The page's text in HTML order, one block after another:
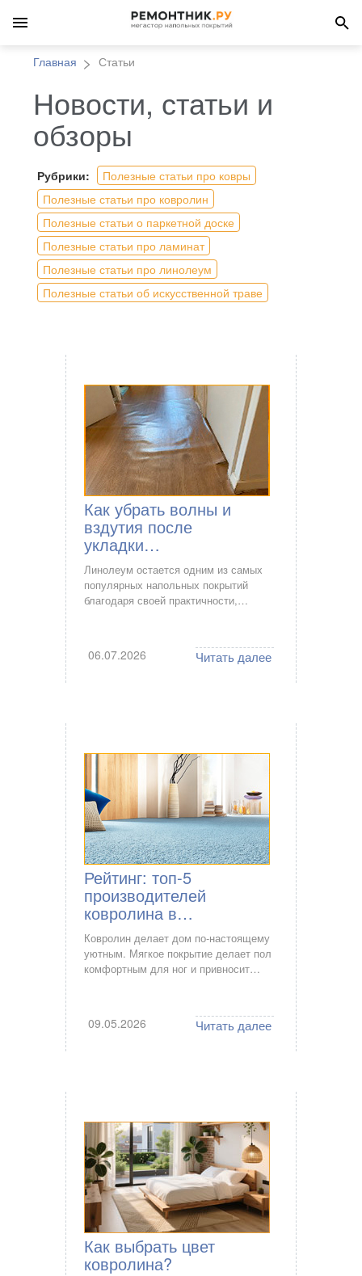
Главная Статьи
Новости, статьи и
обзоры
Рубрики:
Полезные статьи про ковры
Полезные статьи про ковролин
Полезные статьи о паркетной доске
Полезные статьи про ламинат
Полезные статьи про линолеум
Полезные статьи об искусственной траве
Как убрать волны и
вздутия после
укладки…
Линолеум остается одним из самых
популярных напольных покрытий
благодаря своей практичности,…
06.07.2026 Читать далее
Рейтинг: топ-5
производителей
ковролина в…
Ковролин делает дом по-настоящему
уютным. Мягкое покрытие делает пол
комфортным для ног и привносит…
09.05.2026 Читать далее
Как выбрать цвет
ковролина?